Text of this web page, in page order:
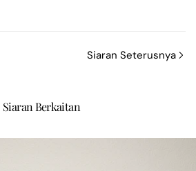
Siaran Seterusnya
Siaran Berkaitan